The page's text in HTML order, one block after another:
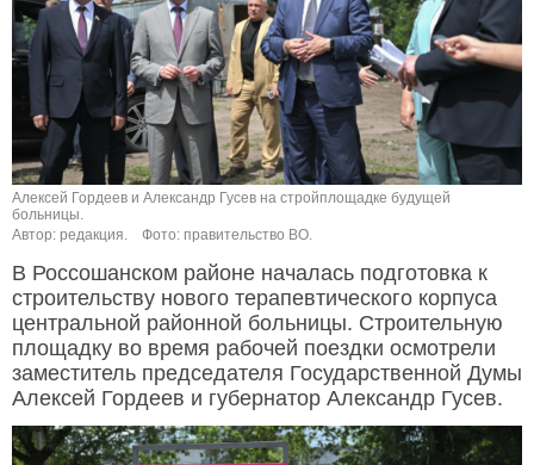
Алексей Гордеев и Александр Гусев на стройплощадке будущей
больницы.
Автор: редакция.
Фото: правительство ВО.
В Россошанском районе началась подготовка к
строительству нового терапевтического корпуса
центральной районной больницы. Строительную
площадку во время рабочей поездки осмотрели
заместитель председателя Государственной Думы
Алексей Гордеев и губернатор Александр Гусев.